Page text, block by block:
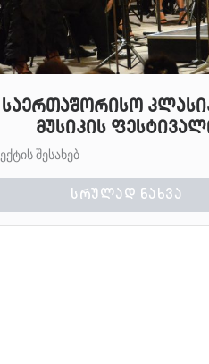
საერთაშორისო
მუსიკის
შესახებ
ᲡᲠᲣᲚᲐᲓ ᲜᲐᲮᲕᲐ